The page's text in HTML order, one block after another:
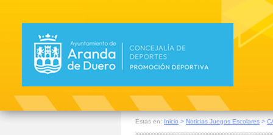
Estas en: Inicio > Noticias Juegos Escolares >